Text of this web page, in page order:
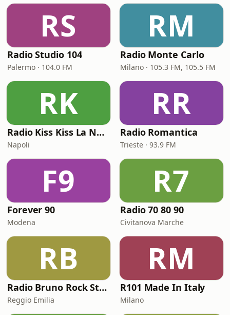
RS
Radio Studio 104
Palermo · 104.0 FM
RM
Radio Monte Carlo
Milano · 105.3 FM, 105.5 FM
RK
Radio Kiss Kiss La Notte Vola
Napoli
RR
Radio Romantica
Trieste · 93.9 FM
F9
Forever 90
Modena
R7
Radio 70 80 90
Civitanova Marche
RB
Radio Bruno Rock Station
Reggio Emilia
RM
R101 Made In Italy
Milano